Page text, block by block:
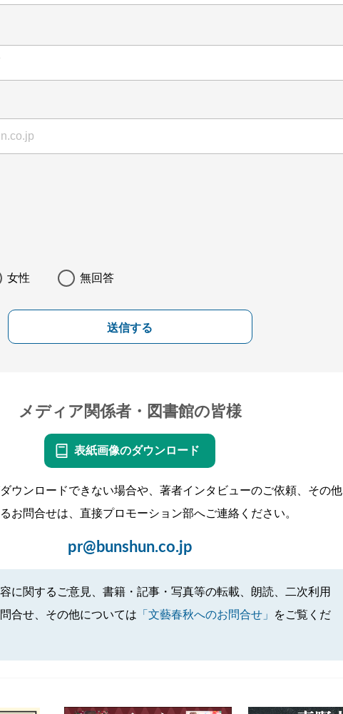
女性 無回答
送信する
メディア関係者・図書館の皆様
表紙画像のダウンロード
ウンロードできない場合や、著者インタビューのご依頼、その他
お問合せは、直接プロモーション部へご連絡ください。
pr@bunshun.co.jp
に関するご意見、書籍・記事・写真等の転載、朗読、二次利用
合せ、その他については 「文藝春秋へのお問合せ」
をご覧くだ